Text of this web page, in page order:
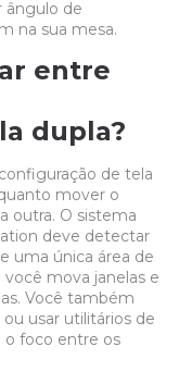
ângulo de
na sua mesa.
entre
dupla?
de tela
mover o
outra. O sistema
deve detectar
uma única área de
mova janelas e
Você também
ou usar utilitários de
o foco entre os